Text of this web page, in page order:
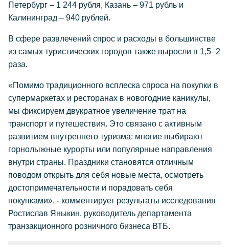
Петербург – 1 244 рубля, Казань – 971 рубль и
Калининград – 940 рублей.
В сфере развлечений спрос и расходы в большинстве
из самых туристических городов также выросли в 1,5–2
раза.
«Помимо традиционного всплеска спроса на покупки в
супермаркетах и ресторанах в новогодние каникулы,
мы фиксируем двукратное увеличение трат на
транспорт и путешествия. Это связано с активным
развитием внутреннего туризма: многие выбирают
горнолыжные курорты или популярные направления
внутри страны. Праздники становятся отличным
поводом открыть для себя новые места, осмотреть
достопримечательности и порадовать себя
покупками», - комментирует результаты исследования
Ростислав Яныкин, руководитель департамента
транзакционного розничного бизнеса ВТБ.